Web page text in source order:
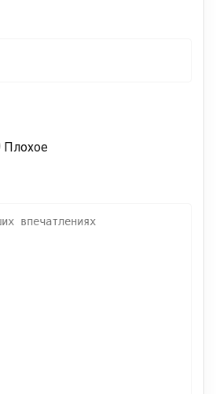
Плохое